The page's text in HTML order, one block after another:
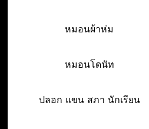
หมอนผ้าห่ม
หมอนโดนัท
ปลอก แขน สภา นักเรียน